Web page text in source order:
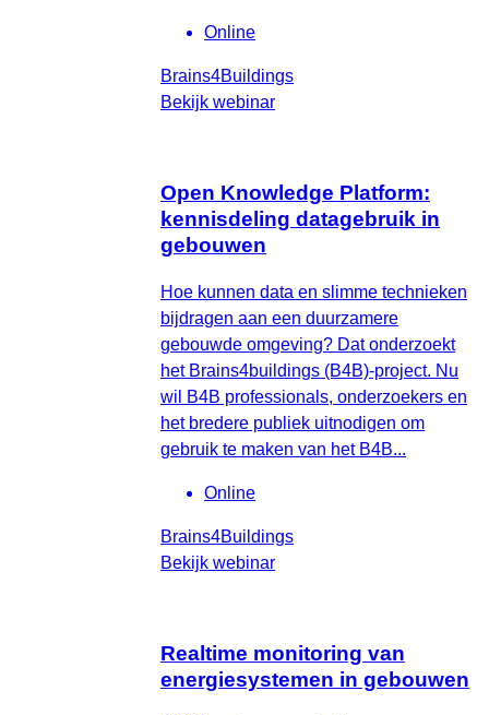
Online
Brains4Buildings
Bekijk webinar
Open Knowledge Platform:
kennisdeling datagebruik in
gebouwen
Hoe kunnen data en slimme technieken
bijdragen aan een duurzamere
gebouwde omgeving? Dat onderzoekt
het Brains4buildings (B4B)-project. Nu
wil B4B professionals, onderzoekers en
het bredere publiek uitnodigen om
gebruik te maken van het B4B...
Online
Brains4Buildings
Bekijk webinar
Realtime monitoring van
energiesystemen in gebouwen